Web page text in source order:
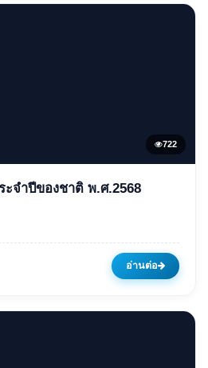
722
จำปีของชาติ พ.ศ.2568
อ่านต่อ